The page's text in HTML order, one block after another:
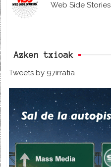
Web Side Stories
Azken txioak
Tweets by 97irratia